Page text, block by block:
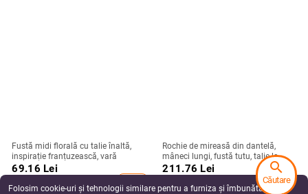
Fustă midi florală cu talie înaltă,
inspirație franțuzească, vară
69.16 Lei
add_shopping_cart
Rochie de mireasă din dantelă,
mâneci lungi, fustă tutu, talie la
mijloc, rochie lungă
211.76 Lei
add_shopping_cart
Folosim cookie-uri și tehnologii similare pentru a furniza și îmbunătăți
search
Căutare